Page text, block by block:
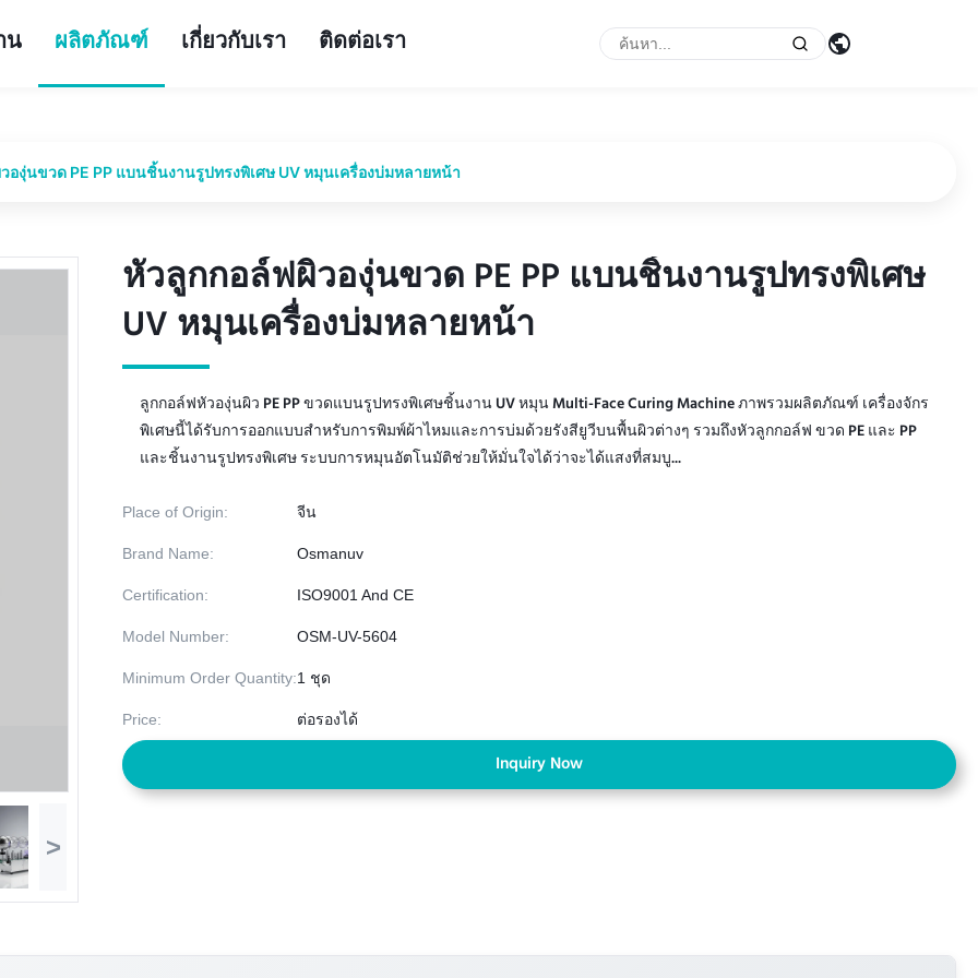
น ผลิตภัณฑ์ เกี่ยวกับเรา ติดต่อเรา
องุ่นขวด PE PP แบนชิ้นงานรูปทรงพิเศษ UV หมุนเครื่องบ่มหลายหน้า
>
หัวลูกกอล์ฟผิวองุ่นขวด PE PP แบนชิ้นงานรูปทรงพิเศษ
UV หมุนเครื่องบ่มหลายหน้า
หัวลูกกอล์ฟผิวองุ่นขวด PE PP แบนชิ้นงานรูปทรงพิเศษ
UV หมุนเครื่องบ่มหลายหน้า
ลูกกอล์ฟหัวองุ่นผิว PE PP ขวดแบนรูปทรงพิเศษชิ้นงาน UV หมุน Multi-Face Curing Machine ภาพรวมผลิตภัณฑ์ เครื่องจักร
พิเศษนี้ได้รับการออกแบบสำหรับการพิมพ์ผ้าไหมและการบ่มด้วยรังสียูวีบนพื้นผิวต่างๆ รวมถึงหัวลูกกอล์ฟ ขวด PE และ PP
และชิ้นงานรูปทรงพิเศษ ระบบการหมุนอัตโนมัติช่วยให้มั่นใจได้ว่าจะได้แสงที่สมบู...
Place of Origin: จีน
Brand Name: Osmanuv
Certification: ISO9001 And CE
Model Number: OSM-UV-5604
Minimum Order Quantity:1 ชุด
Price: ต่อรองได้
Inquiry Now